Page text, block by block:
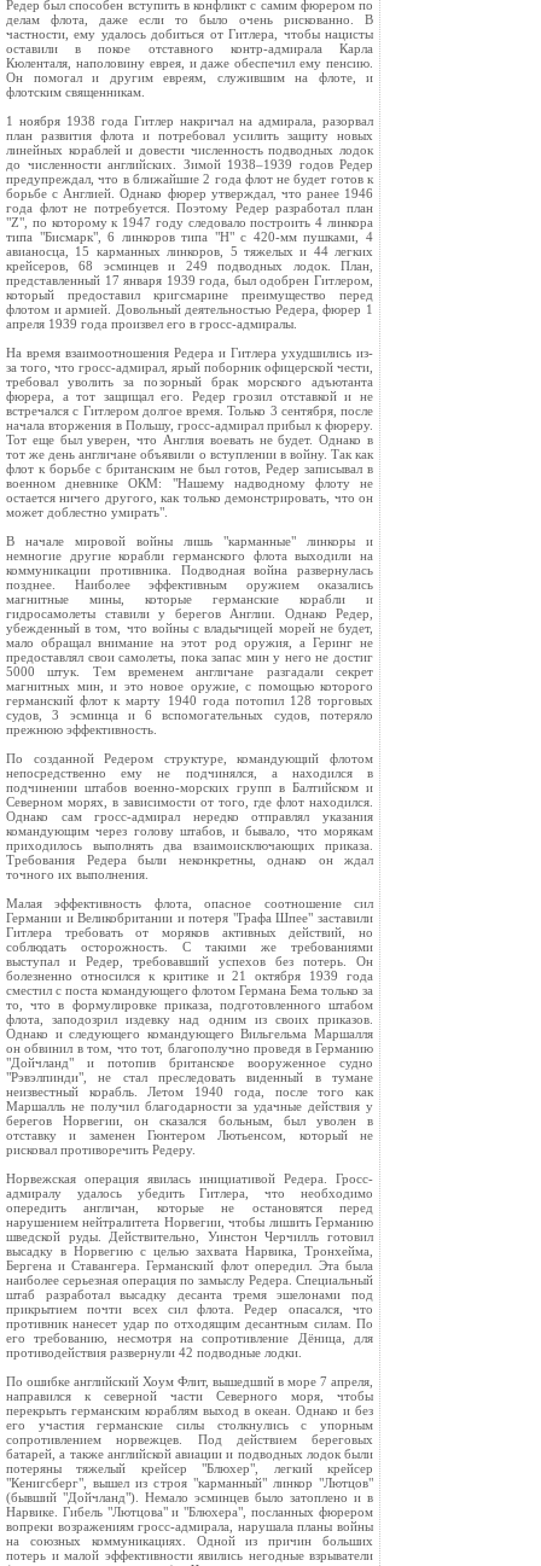
Редер был способен вступить в конфликт с самим фюрером по
делам флота, даже если то было очень рискованно. В
частности, ему удалось добиться от Гитлера, чтобы нацисты
оставили в покое отставного контр-адмирала Карла
Кюленталя, наполовину еврея, и даже обеспечил ему пенсию.
Он помогал и другим евреям, служившим на флоте, и
флотским священникам.
1 ноября 1938 года Гитлер накричал на адмирала, разорвал
план развития флота и потребовал усилить защиту новых
линейных кораблей и довести численность подводных лодок
до численности английских. Зимой 1938–1939 годов Редер
предупреждал, что в ближайшие 2 года флот не будет готов к
борьбе с Англией. Однако фюрер утверждал, что ранее 1946
года флот не потребуется. Поэтому Редер разработал план
"Z", по которому к 1947 году следовало построить 4 линкора
типа "Бисмарк", 6 линкоров типа "Н" с 420-мм пушками, 4
авианосца, 15 карманных линкоров, 5 тяжелых и 44 легких
крейсеров, 68 эсминцев и 249 подводных лодок. План,
представленный 17 января 1939 года, был одобрен Гитлером,
который предоставил кригсмарине преимущество перед
флотом и армией. Довольный деятельностью Редера, фюрер 1
апреля 1939 года произвел его в гросс-адмиралы.
На время взаимоотношения Редера и Гитлера ухудшились из-
за того, что гросс-адмирал, ярый поборник офицерской чести,
требовал уволить за позорный брак морского адъютанта
фюрера, а тот защищал его. Редер грозил отставкой и не
встречался с Гитлером долгое время. Только 3 сентября, после
начала вторжения в Польшу, гросс-адмирал прибыл к фюреру.
Тот еще был уверен, что Англия воевать не будет. Однако в
тот же день англичане объявили о вступлении в войну. Так как
флот к борьбе с британским не был готов, Редер записывал в
военном дневнике ОКМ: "Нашему надводному флоту не
остается ничего другого, как только демонстрировать, что он
может доблестно умирать".
В начале мировой войны лишь "карманные" линкоры и
немногие другие корабли германского флота выходили на
коммуникации противника. Подводная война развернулась
позднее. Наиболее эффективным оружием оказались
магнитные мины, которые германские корабли и
гидросамолеты ставили у берегов Англии. Однако Редер,
убежденный в том, что войны с владычицей морей не будет,
мало обращал внимание на этот род оружия, а Геринг не
предоставлял свои самолеты, пока запас мин у него не достиг
5000 штук. Тем временем англичане разгадали секрет
магнитных мин, и это новое оружие, с помощью которого
германский флот к марту 1940 года потопил 128 торговых
судов, 3 эсминца и 6 вспомогательных судов, потеряло
прежнюю эффективность.
По созданной Редером структуре, командующий флотом
непосредственно ему не подчинялся, а находился в
подчинении штабов военно-морских групп в Балтийском и
Северном морях, в зависимости от того, где флот находился.
Однако сам гросс-адмирал нередко отправлял указания
командующим через голову штабов, и бывало, что морякам
приходилось выполнять два взаимоисключающих приказа.
Требования Редера были неконкретны, однако он ждал
точного их выполнения.
Малая эффективность флота, опасное соотношение сил
Германии и Великобритании и потеря "Графа Шпее" заставили
Гитлера требовать от моряков активных действий, но
соблюдать осторожность. С такими же требованиями
выступал и Редер, требовавший успехов без потерь. Он
болезненно относился к критике и 21 октября 1939 года
сместил с поста командующего флотом Германа Бема только за
то, что в формулировке приказа, подготовленного штабом
флота, заподозрил издевку над одним из своих приказов.
Однако и следующего командующего Вильгельма Маршалля
он обвинил в том, что тот, благополучно проведя в Германию
"Дойчланд" и потопив британское вооруженное судно
"Рэвэлпинди", не стал преследовать виденный в тумане
неизвестный корабль. Летом 1940 года, после того как
Маршалль не получил благодарности за удачные действия у
берегов Норвегии, он сказался больным, был уволен в
отставку и заменен Гюнтером Лютьенсом, который не
рисковал противоречить Редеру.
Норвежская операция явилась инициативой Редера. Гросс-
адмиралу удалось убедить Гитлера, что необходимо
опередить англичан, которые не остановятся перед
нарушением нейтралитета Норвегии, чтобы лишить Германию
шведской руды. Действительно, Уинстон Черчилль готовил
высадку в Норвегию с целью захвата Нарвика, Тронхейма,
Бергена и Ставангера. Германский флот опередил. Эта была
наиболее серьезная операция по замыслу Редера. Специальный
штаб разработал высадку десанта тремя эшелонами под
прикрытием почти всех сил флота. Редер опасался, что
противник нанесет удар по отходящим десантным силам. По
его требованию, несмотря на сопротивление Дёница, для
противодействия развернули 42 подводные лодки.
По ошибке английский Хоум Флит, вышедший в море 7 апреля,
направился к северной части Северного моря, чтобы
перекрыть германским кораблям выход в океан. Однако и без
его участия германские силы столкнулись с упорным
сопротивлением норвежцев. Под действием береговых
батарей, а также английской авиации и подводных лодок были
потеряны тяжелый крейсер "Блюхер", легкий крейсер
"Кенигсберг", вышел из строя "карманный" линкор "Лютцов"
(бывший "Дойчланд"). Немало эсминцев было затоплено и в
Нарвике. Гибель "Лютцова" и "Блюхера", посланных фюрером
вопреки возражениям гросс-адмирала, нарушала планы войны
на союзных коммуникациях. Одной из причин больших
потерь и малой эффективности явились негодные взрыватели